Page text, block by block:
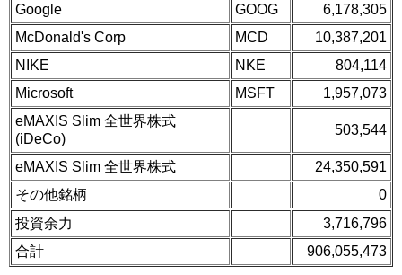
Google GOOG
6,178,305
McDonald's Corp
MCD
10,387,201
NIKE
NKE
804,114
Microsoft
MSFT
1,957,073
eMAXIS Slim 全世界株式
(iDeCo)
503,544
eMAXIS Slim 全世界株式
24,350,591
その他銘柄
0
投資余力
3,716,796
合計
906,055,473